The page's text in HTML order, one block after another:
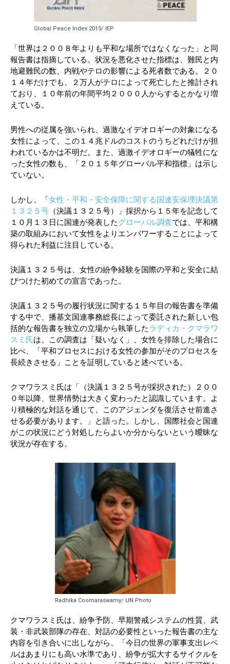
Global Peace Index 2015/ IEP
「世界は２００８年よりも平和な場所ではなくなった」と同
報告書は指摘している。状況を悪化させた指標は、難民と内
地避難民の数、内戦やテロの影響による死者数である。２０
１４年だけでも、２万人がテロによって死亡したと推計され
ており、１０年前の年間平均２０００人からするとかなり増
えている。
男性への従属を強いられ、過激なイデオロギーの対象になる
女性によって、この１４兆ドルのコストのうちどれだけが担
われているかは不明だ。また、過激イデオロギーの犠牲にな
った女性の数も、「２０１５年グローバル平和指標」は示し
ていない。
しかし、「女性・平和・安全保障に関する国連安保理決議第
１３２５号 （決議１３２５号）」採択から１５年を記念して
１０月１３日に国連が発表したグローバル調査では、平和構
築の取組みにおいて女性をよりエンパワーすることによって
得られた利益に注目している。
決議１３２５号は、女性の紛争経験を国際の平和と安全に結
びつけた初めての宣言であった。
決議１３２５号の履行状況に関する１５年目の報告書を準備
する中で、播基文国連事務総長によって委託された新しい包
括的な報告書を独立の立場から執筆したラディカ・クマラワ
スミ氏は、この調査は「疑いなく」、女性を排除した場合に
比べ、「平和プロセスにおける女性の参加がそのプロセスを
長続きさせる」ことを証明していると述べている。
クマワラスミ氏は「（決議１３２５号が採択された）２００
０年以降、世界情勢は大きく変わったと認識しています。よ
り積極的な対話を通じて、このアジェンダを復活させ前進さ
せる必要があります。」と語った。しかし、国際社会と国連
がこの状況にどう対処したらよいか分からないという曖昧な
状況が存在する。
Radhika Coomaraswamy/ UN Photo
クマワラスミ氏は、紛争予防、早期警戒システムの性質、武
装・非武装部隊の存在、対話の必要性といった報告書の主な
内容を引き合いに出しながら、「今日の世界の軍事支出レベ
ルはあまりにも高い水準であり、紛争が拡大するサイクルを